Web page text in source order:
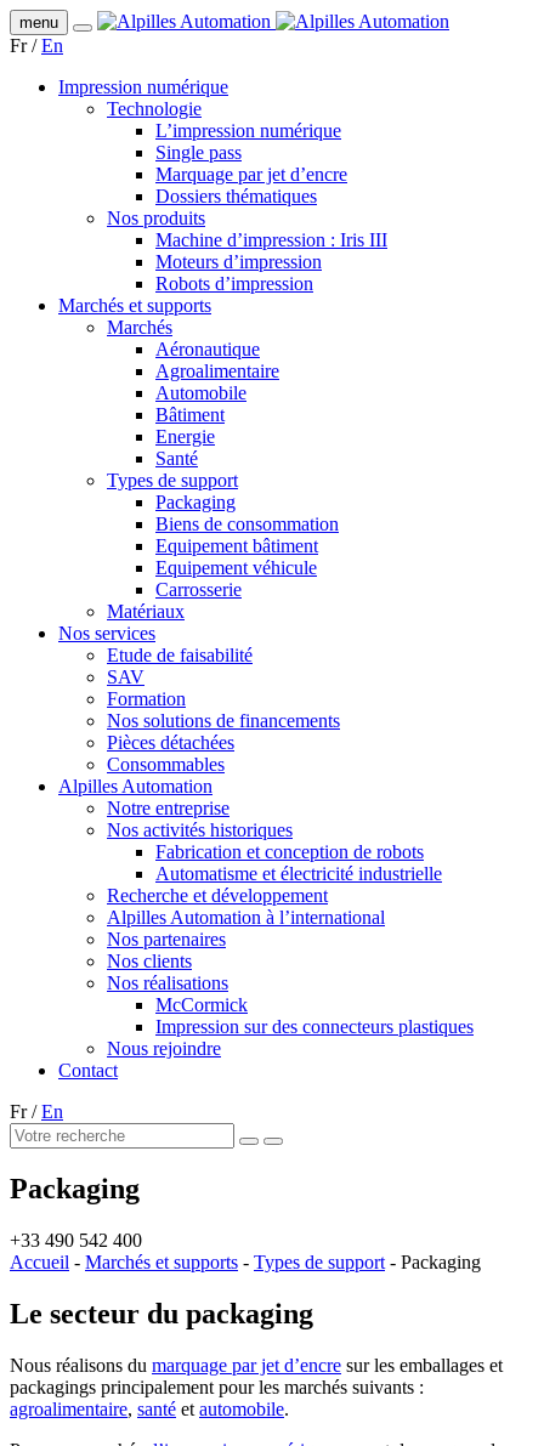
menu
Fr/En
Impression numérique
Technologie
L’impression numérique
Single pass
Marquage par jet d’encre
Dossiers thématiques
Nos produits
Machine d’impression : Iris III
Moteurs d’impression
Robots d’impression
Marchés et supports
Marchés
Aéronautique
Agroalimentaire
Automobile
Bâtiment
Energie
Santé
Types de support
Packaging
Biens de consommation
Equipement bâtiment
Equipement véhicule
Carrosserie
Matériaux
Nos services
Etude de faisabilité
SAV
Formation
Nos solutions de financements
Pièces détachées
Consommables
Alpilles Automation
Notre entreprise
Nos activités historiques
Fabrication et conception de robots
Automatisme et électricité industrielle
Recherche et développement
Alpilles Automation à l’international
Nos partenaires
Nos clients
Nos réalisations
McCormick
Impression sur des connecteurs plastiques
Nous rejoindre
Contact
Fr/En
Packaging
+33 490 542 400
Accueil - Marchés et supports - Types de support - Packaging
Le secteur du packaging
Nous réalisons du marquage par jet d’encre sur les emballages et
packagings principalement pour les marchés suivants :
agroalimentaire, santé et automobile.